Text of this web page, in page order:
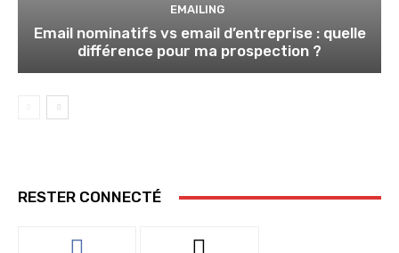
EMAILING
Email nominatifs vs email d’entreprise : quelle
différence pour ma prospection ?
RESTER CONNECTÉ